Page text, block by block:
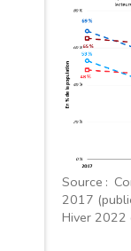
Source :
2017
Hiver 2022